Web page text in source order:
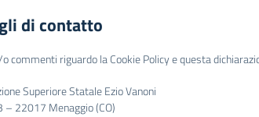
di contatto
commenti riguardo la Cookie Policy e questa
Superiore Statale Ezio Vanoni
– 22017 Menaggio (CO)